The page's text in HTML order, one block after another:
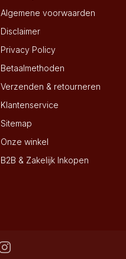
Algemene voorwaarden
Disclaimer
Privacy Policy
Betaalmethoden
Verzenden & retourneren
Klantenservice
Sitemap
Onze winkel
B2B & Zakelijk Inkopen